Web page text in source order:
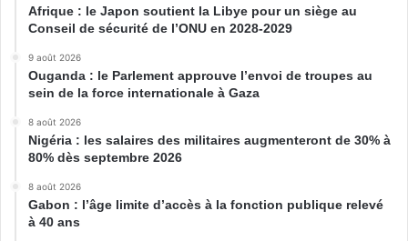
Afrique : le Japon soutient la Libye pour un siège au
Conseil de sécurité de l’ONU en 2028-2029
9 août 2026
Ouganda : le Parlement approuve l’envoi de troupes au
sein de la force internationale à Gaza
8 août 2026
Nigéria : les salaires des militaires augmenteront de 30% à
80% dès septembre 2026
8 août 2026
Gabon : l’âge limite d’accès à la fonction publique relevé
à 40 ans